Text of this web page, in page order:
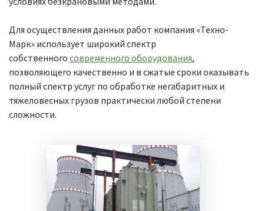
Для осуществления данных работ компания «Техно-
Марк» использует широкий спектр
собственного современного оборудования,
позволяющего качественно и в сжатые сроки оказывать
полный спектр услуг по обработке негабаритных и
тяжеловесных грузов практически любой степени
сложности.